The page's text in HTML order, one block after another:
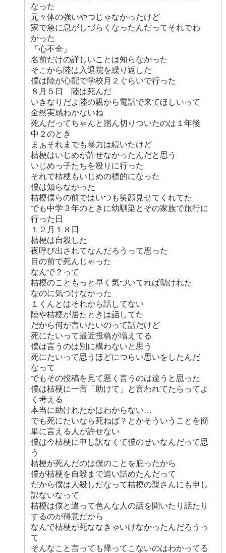
なった
元々体の強いやつじゃなかったけど
家で急に息がしづらくなったんだってそれでわ
かった
「心不全」
名前だけの詳しいことは知らなかった
そこから陸は入退院を繰り返した
僕は陸が心配で学校月２ぐらいで行った
８月５日 陸は死んだ
いきなりだよ陸の親から電話で来てほしいって
全然実感わかないね
死んだってちゃんと踏ん切りついたのは１年後
中２のとき
まぁそれまでも暴力は続いたけど
桔梗はいじめが許せなかったんだと思う
いじめっ子たちを殴りに行った
それで桔梗もいじめの標的になった
僕は知らなかった
桔梗僕らの前ではいつも笑顔見せてくれてた
でも中学３年のときに幼馴染とその家族で旅行に
行った日
１２月１８日
桔梗は自殺した
夜呼び出されてなんだろうって思った
目の前で死んじゃった
なんで？って
桔梗のこともっと早く気づいてれば助けれた
なのに気づけなかった
１くんとはそれから話してない
陸や桔梗が居たときは話してた
だから何が言いたいのって話だけど
死にたいって最近投稿が増えてる
僕は言うのは別に構わないと思う
死にたいって思うほどにつらい思いをしたんだ
なって
でもその投稿を見て悪く言うのは違うと思った
僕は桔梗に一言「助けて」と言われてたらってよ
く考える
本当に助けれたかはわからない…
でも死にたいなら死ねば？とかそういうことを簡
単に言える人が許せない
僕は今桔梗に申し訳なくて僕のせいなんだって思
う
桔梗が死んだのは僕のことを庇ったから
僕が桔梗を自殺まで追い詰めたんだって
だから僕は人殺しだなって桔梗の親さんにも申し
訳ないなって
桔梗は僕と違って色んな人の話を聞いたり話たり
するのが得意だから
なんで桔梗が死ななきゃいけなかったんだろうっ
て
そんなこと言っても帰ってこないのはわかってる